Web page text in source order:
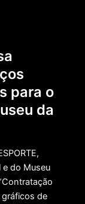
para o
da
do Museu
gráficos de